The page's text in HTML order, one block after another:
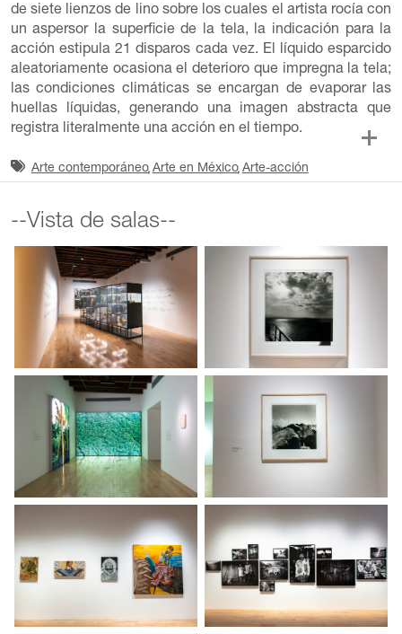
de siete lienzos de lino sobre los cuales el artista rocía con
un aspersor la superficie de la tela, la indicación para la
acción estipula 21 disparos cada vez. El líquido esparcido
aleatoriamente ocasiona el deterioro que impregna la tela;
las condiciones climáticas se encargan de evaporar las
huellas líquidas, generando una imagen abstracta que
registra literalmente una acción en el tiempo.
Arte contemporáneo Arte en México Arte-acción
--Vista de salas--